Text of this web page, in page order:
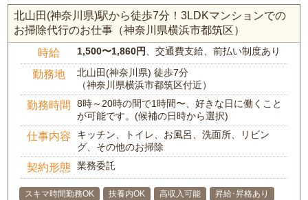
北山田(神奈川県)駅から徒歩7分！3LDKマンションでの
お掃除代行のお仕事（神奈川県横浜市都筑区）
時給 1,500〜1,860円、交通費支給、前払い制度あり
勤務地
北山田(神奈川県) 徒歩7分
（神奈川県横浜市都筑区付近）
勤務時間
8時～20時の間で1時間〜、好きな日に働くこと
が可能です。(候補の日時から選択)
仕事内容
キッチン、トイレ、お風呂、洗面所、リビン
グ、その他のお掃除
契約形態 業務委託
スキマ時間勤務OK 扶養内OK 高収入可能
昇給･昇格あり